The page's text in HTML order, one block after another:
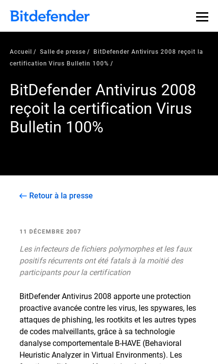
Accueil Salle de presse
BitDefender Antivirus 2008 reçoit la
certification Virus Bulletin 100%
BitDefender Antivirus 2008
reçoit la certification Virus
Bulletin 100%
Retour à la presse
11 DÉCEMBRE 2007
Les infecteurs de fichiers polymorphes et les faux
positifs récurrents ont été fatals à la moitié des
participants pour la certification
BitDefender Antivirus 2008 apporte une protection
proactive avancée contre les virus, les spywares, les
attaques de phishing, les rootkits et les autres types
de codes malveillants, grâce à sa technologie
danalyse comportementale B-HAVE (Behavioral
Heuristic Analyzer in Virtual Environments). Les